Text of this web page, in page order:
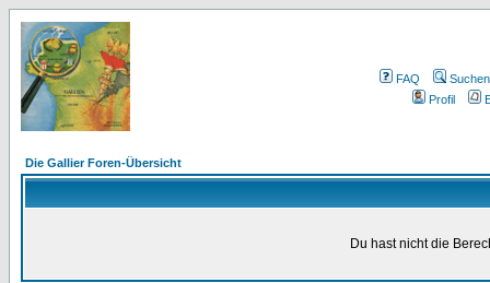
FAQ
Suchen
Profil
Die Gallier Foren-Übersicht
Du hast nicht die